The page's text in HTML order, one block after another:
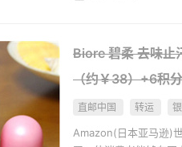
Biore 碧柔 去味
（约￥38）+6积分
直邮中国 转运
Amazon(日本亚马逊)
欧米达钻石面霜购入